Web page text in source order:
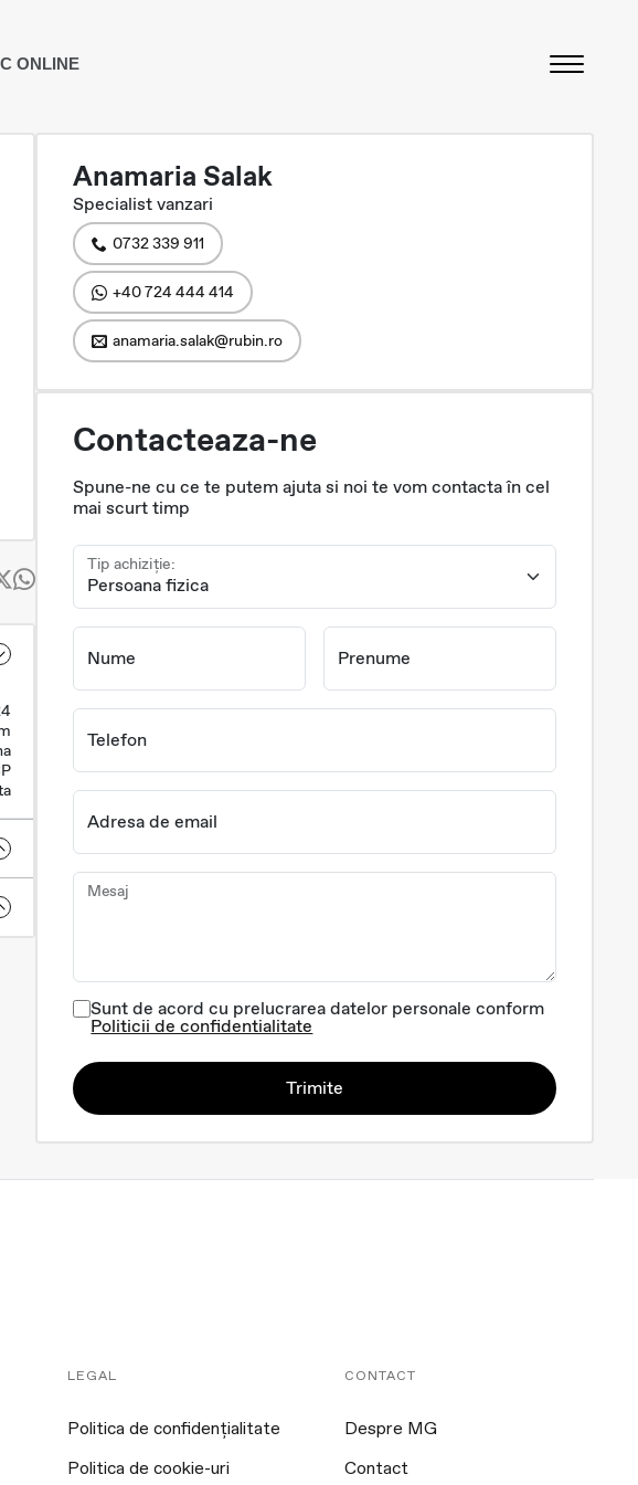
ONLINE
Anamaria Salak
Specialist vanzari
0732 339 911
+40 724 444 414
anamaria.salak@rubin.ro
Contacteaza-ne
Spune-ne cu ce te putem ajuta si noi te vom contacta în cel
mai scurt timp
Tip achiziție:
Nume Prenume
Telefon
Adresa de email
Mesaj
Sunt de acord cu prelucrarea datelor personale conform
Politicii de confidentialitate
Trimite
LEGAL
Politica de confidențialitate
Politica de cookie-uri
CONTACT
Despre MG
Contact